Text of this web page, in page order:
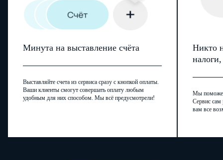
Минута на выставление счёта
Выставляйте счета из сервиса сразу с кнопкой оплаты.
Ваши клиенты смогут совершать оплату любым
удобным для них способом. Мы всё предусмотрели!
Никто
Мы
Сервис сам
вам все